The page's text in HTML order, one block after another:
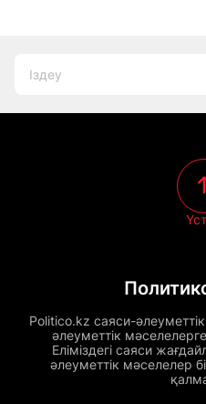
Politico.kz саяси-
әлеуметтік
Еліміздегі саяси
әлеуметтік мәселелер